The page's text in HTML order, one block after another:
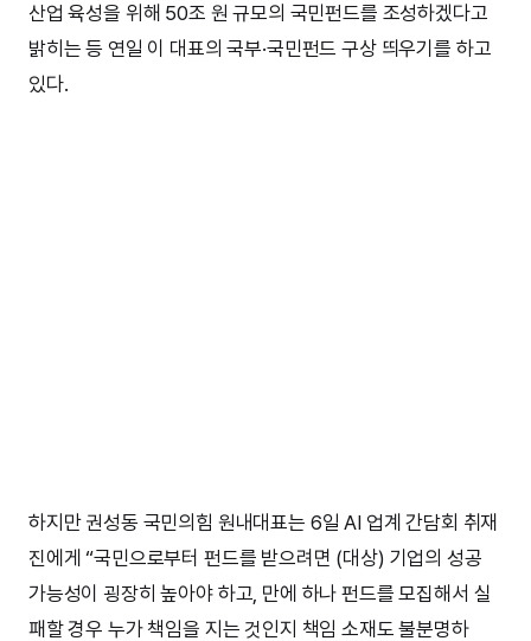
산업 육성을 위해 50조 원 규모의 국민펀드를 조성하겠다고
밝히는 등 연일 이 대표의 국부·국민펀드 구상 띄우기를 하고
있다.
하지만 권성동 국민의힘 원내대표는 6일 AI 업계 간담회 취재
진에게 “국민으로부터 펀드를 받으려면 (대상) 기업의 성공
가능성이 굉장히 높아야 하고, 만에 하나 펀드를 모집해서 실
패할 경우 누가 책임을 지는 것인지 책임 소재도 불분명하